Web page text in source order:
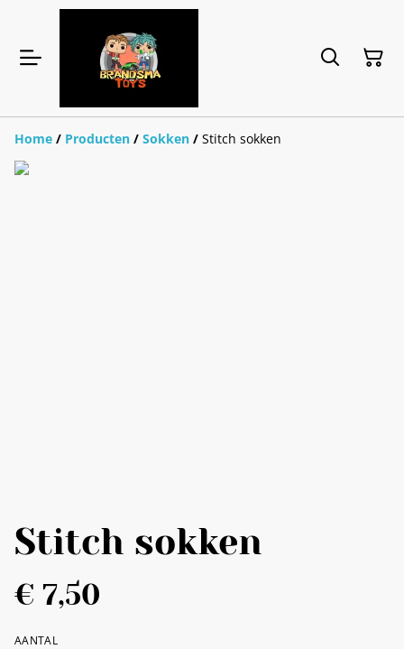
Home / Producten / Sokken / Stitch sokken
Stitch sokken
€ 7,50
AANTAL